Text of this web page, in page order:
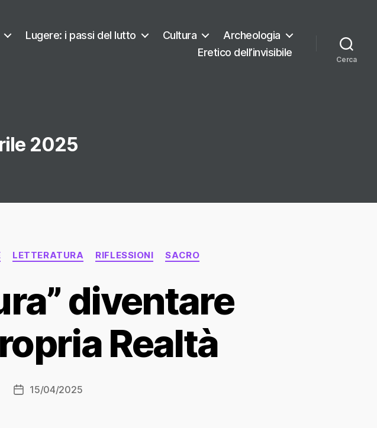
Lugere: i passi del lutto Cultura
Archeologia
Eretico dell’invisibile
Cerca
2025
LETTERATURA RIFLESSIONI SACRO
diventare
Realtà
Data15/04/2025